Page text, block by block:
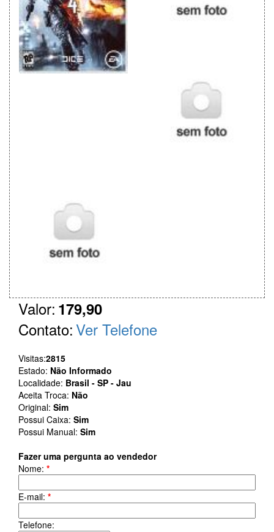
Valor: 179,90
Contato:Ver Telefone
Visitas:2815
Estado: Não Informado
Localidade: Brasil - SP - Jau
Aceita Troca: Não
Original: Sim
Possui Caixa: Sim
Possui Manual: Sim
Fazer uma pergunta ao vendedor
Nome: *
E-mail: *
Telefone: